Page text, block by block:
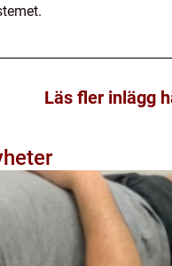
Läs fler inlägg